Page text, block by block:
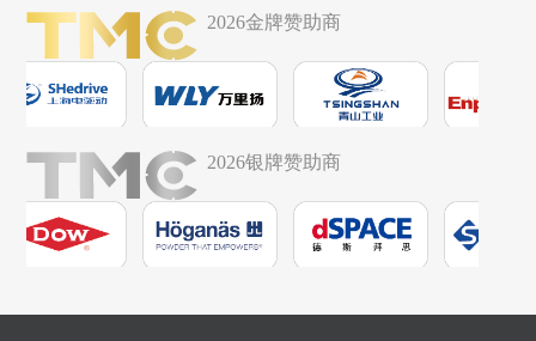
2026金牌赞助商
2026银牌赞助商